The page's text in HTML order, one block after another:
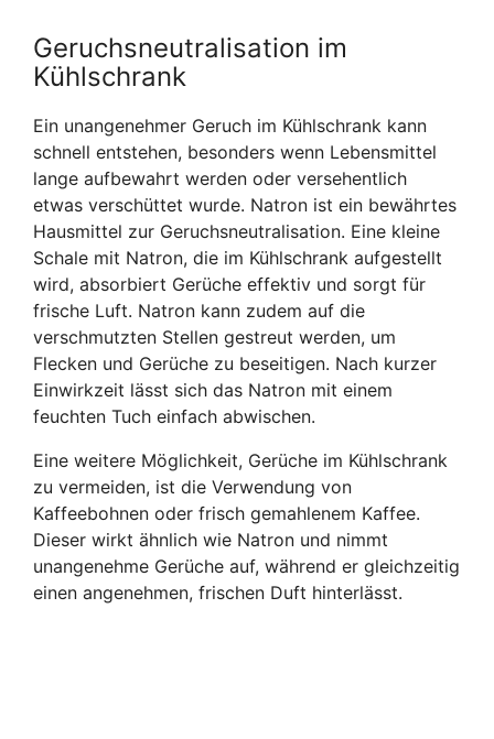
Geruchsneutralisation im
Kühlschrank
Ein unangenehmer Geruch im Kühlschrank kann
schnell entstehen, besonders wenn Lebensmittel
lange aufbewahrt werden oder versehentlich
etwas verschüttet wurde. Natron ist ein bewährtes
Hausmittel zur Geruchsneutralisation. Eine kleine
Schale mit Natron, die im Kühlschrank aufgestellt
wird, absorbiert Gerüche effektiv und sorgt für
frische Luft. Natron kann zudem auf die
verschmutzten Stellen gestreut werden, um
Flecken und Gerüche zu beseitigen. Nach kurzer
Einwirkzeit lässt sich das Natron mit einem
feuchten Tuch einfach abwischen.
Eine weitere Möglichkeit, Gerüche im Kühlschrank
zu vermeiden, ist die Verwendung von
Kaffeebohnen oder frisch gemahlenem Kaffee.
Dieser wirkt ähnlich wie Natron und nimmt
unangenehme Gerüche auf, während er gleichzeitig
einen angenehmen, frischen Duft hinterlässt.